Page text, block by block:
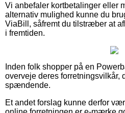
Vi anbefaler kortbetalinger eller
alternativ mulighed kunne du
ViaBill, såfremt du tilstræber at
i fremtiden.
Inden folk shopper på en
overveje deres forretningsvilkår,
spændende.
Et andet forslag kunne derfor